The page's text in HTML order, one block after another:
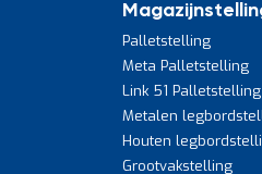
Palletstelling
Meta Palletstelling
Link 51 Palletstelling
Metalen
Houten
Grootvakstelling